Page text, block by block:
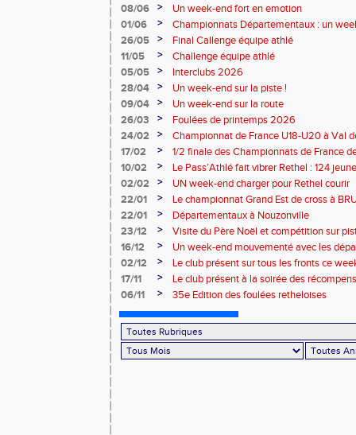
08/06
>
Un week-end fort en emotion
01/06
>
Championnats Départementaux : un
performances
26/05 >
Final Callenge équipe athlé
11/05
>
Challenge équipe athlé
05/05
>
Interclubs 2026
28/04
>
Un week-end sur la piste !
09/04
>
Un week-end sur la route
26/03
>
Foulées de printemps 2026
24/02
>
Championnat de France U18-U20 à Val
17/02
>
1/2 finale des Championnats de France
10/02
>
Le Pass’Athlé fait vibrer Rethel : 124
02/02
>
UN week-end charger pour Rethel courir
22/01
>
Le championnat Grand Est de cross à
22/01
>
Départementaux à Nouzonville
23/12
>
Visite du Père Noël et compétition sur
16/12
>
Un week-end mouvementé avec les
02/12
>
Le club présent sur tous les fronts ce
17/11
>
Le club présent à la soirée des
l’Atmosphère
06/11 > 35e Edition des foulées retheloises